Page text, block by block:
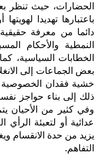
الحضارات، حيث تنظر
باعتبارها تهديدا
دائما من معرفة
النمطية والأحكام
الخطابات السياسية،
بعض الجماعات إلى
خشية فقدان الخصوصية
ذلك إلى بناء حواجز
وفي كثير من الأحيان
عدائية أو لتعبئة
يزيد من حدة الانقسام
التفاهم.